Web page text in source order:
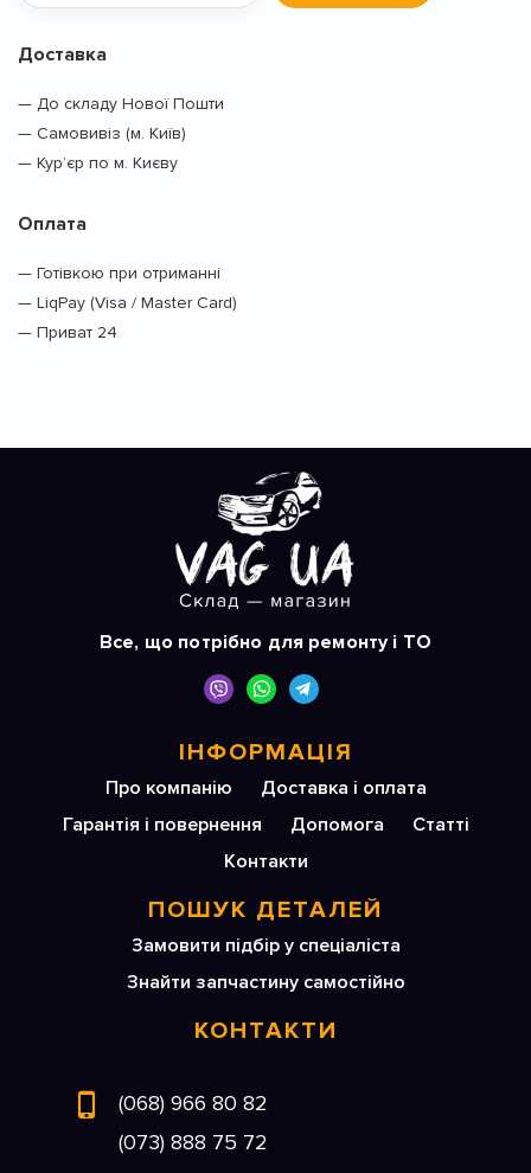
Доставка
— До складу Нової Пошти
— Самовивіз (м. Київ)
— Кур’єр по м. Києву
Оплата
— Готівкою при отриманні
— LiqPay (Visa / Master Card)
— Приват 24
Все, що потрібно для ремонту і ТО
ІНФОРМАЦІЯ
Про компанію
Доставка і оплата
Гарантія і повернення
Допомога
Статті
Контакти
ПОШУК ДЕТАЛЕЙ
Замовити підбір у спеціаліста
Знайти запчастину самостійно
КОНТАКТИ
(068) 966 80 82
(073) 888 75 72